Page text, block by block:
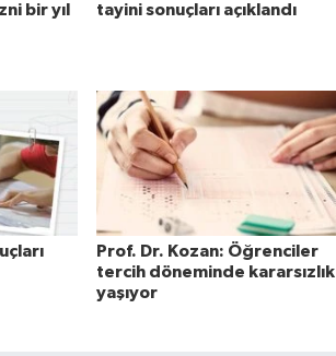
bir yıl
tayini sonuçları açıklandı
Prof. Dr. Kozan: Öğrenciler
tercih döneminde kararsızlık
yaşıyor